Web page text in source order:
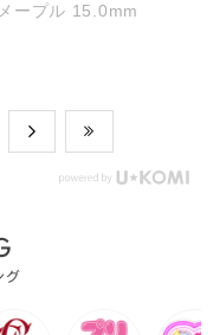
ープル 15.0mm
グ